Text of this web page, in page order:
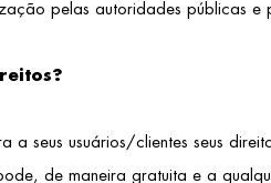
pelas autoridades públicas e
seus usuários/clientes seus
de maneira gratuita e a